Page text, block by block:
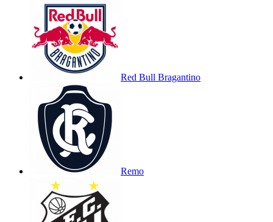
Red Bull Bragantino
Remo